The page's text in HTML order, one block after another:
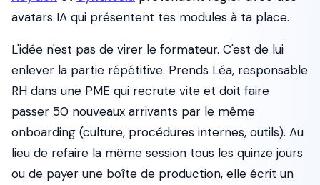
avatars IA qui présentent tes modules à ta place.
L'idée n'est pas de virer le formateur. C'est de lui
enlever la partie répétitive. Prends Léa, responsable
RH dans une PME qui recrute vite et doit faire
passer 50 nouveaux arrivants par le même
onboarding (culture, procédures internes, outils). Au
lieu de refaire la même session tous les quinze jours
ou de payer une boîte de production, elle écrit un